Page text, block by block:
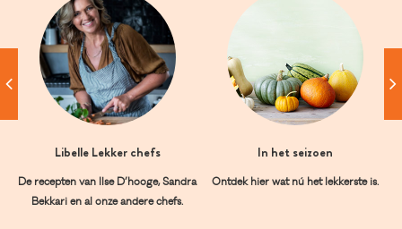
Libelle Lekker chefs
De recepten van Ilse D’hooge, Sandra
Bekkari en al onze andere chefs.
In het seizoen
Ontdek hier wat nú het lekkerste is.